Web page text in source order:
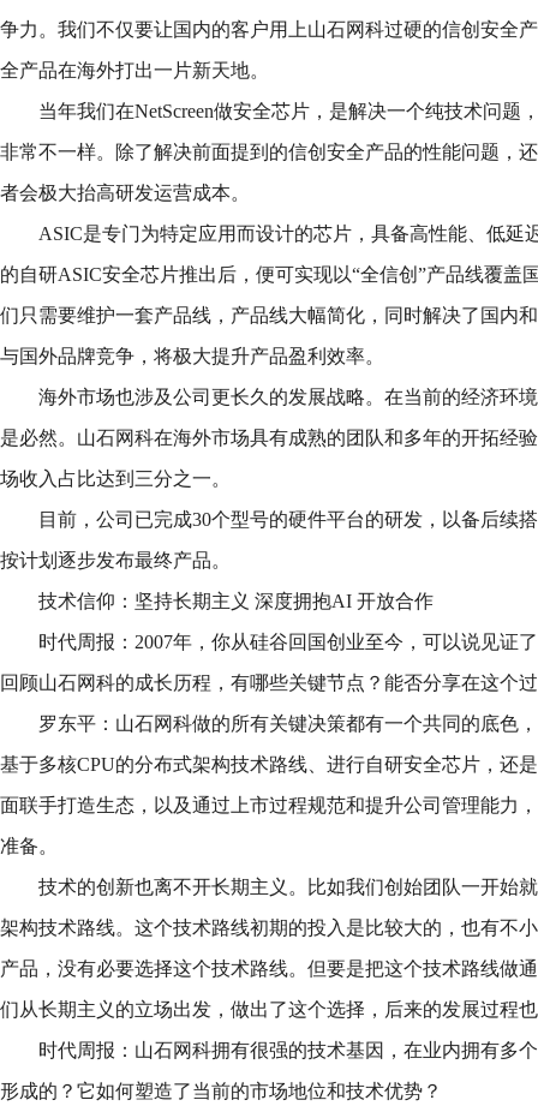
争力。我们不仅要让国内的客户用上山石网科过硬的信创安全
全产品在海外打出一片新天地。
当年我们在NetScreen做安全芯片，是解决一个纯技术问题
非常不一样。除了解决前面提到的信创安全产品的性能问题，
者会极大抬高研发运营成本。
ASIC是专门为特定应用而设计的芯片，具备高性能、低延
的自研ASIC安全芯片推出后，便可实现以“全信创”产品线覆盖
们只需要维护一套产品线，产品线大幅简化，同时解决了国内
与国外品牌竞争，将极大提升产品盈利效率。
海外市场也涉及公司更长久的发展战略。在当前的经济环
是必然。山石网科在海外市场具有成熟的团队和多年的开拓经
场收入占比达到三分之一。
目前，公司已完成30个型号的硬件平台的研发，以备后续
按计划逐步发布最终产品。
技术信仰：坚持长期主义 深度拥抱AI 开放合作
时代周报：2007年，你从硅谷回国创业至今，可以说见证
回顾山石网科的成长历程，有哪些关键节点？能否分享在这个
罗东平：山石网科做的所有关键决策都有一个共同的底色
基于多核CPU的分布式架构技术路线、进行自研安全芯片，还
面联手打造生态，以及通过上市过程规范和提升公司管理能力
准备。
技术的创新也离不开长期主义。比如我们创始团队一开始
架构技术路线。这个技术路线初期的投入是比较大的，也有不
产品，没有必要选择这个技术路线。但要是把这个技术路线做
们从长期主义的立场出发，做出了这个选择，后来的发展过程
时代周报：山石网科拥有很强的技术基因，在业内拥有多
形成的？它如何塑造了当前的市场地位和技术优势？